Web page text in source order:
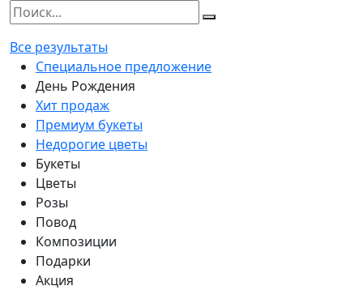
Все результаты
Специальное предложение
День Рождения
Хит продаж
Премиум букеты
Недорогие цветы
Букеты
Цветы
Розы
Повод
Композиции
Подарки
Акция